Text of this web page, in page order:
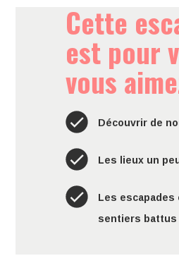
Cette
est pour
vous
Découvrir de
Les lieux un
Les escapades
sentiers battus